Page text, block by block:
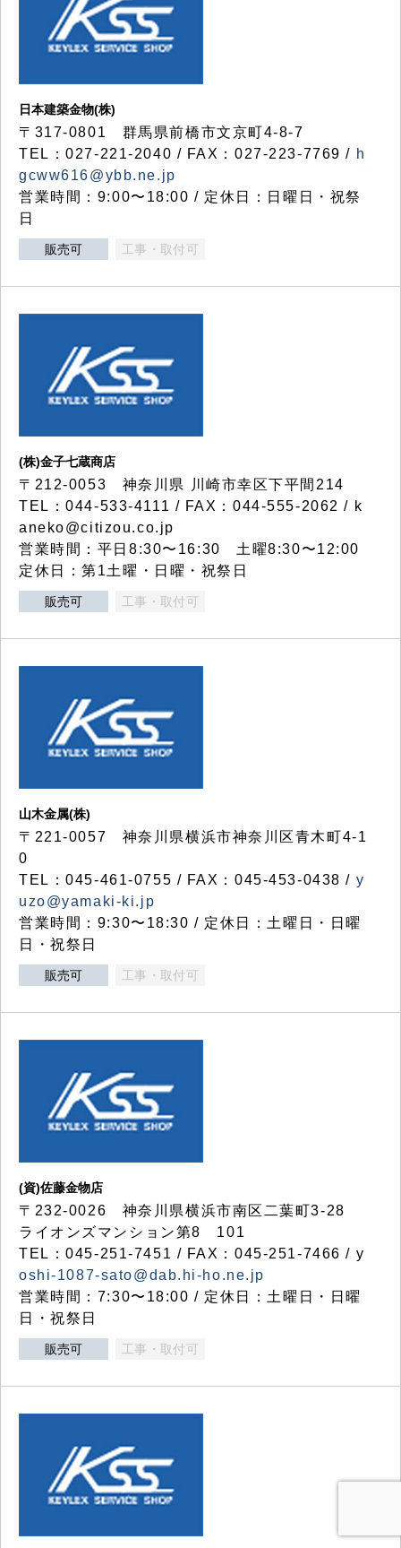
日本建築金物(株)
〒317‐0801 群馬県前橋市文京町4-8-7
TEL：027-221-2040 / FAX：027-223-7769 / h
gcww616@ybb.ne.jp
営業時間：9:00〜18:00 / 定休日：日曜日・祝祭
日
販売可 工事・取付可
(株)金子七蔵商店
〒212-0053 神奈川県 川崎市幸区下平間214
TEL：044-533-4111 / FAX：044-555-2062 / k
aneko@citizou.co.jp
営業時間：平日8:30〜16:30 土曜8:30〜12:00
定休日：第1土曜・日曜・祝祭日
販売可 工事・取付可
山木金属(株)
〒221-0057 神奈川県横浜市神奈川区青木町4-1
0
TEL：045-461-0755 / FAX：045-453-0438 / y
uzo@yamaki-ki.jp
営業時間：9:30〜18:30 / 定休日：土曜日・日曜
日・祝祭日
販売可 工事・取付可
(資)佐藤金物店
〒232-0026 神奈川県横浜市南区二葉町3-28
ライオンズマンション第8 101
TEL：045-251-7451 / FAX：045-251-7466 / y
oshi-1087-sato@dab.hi-ho.ne.jp
営業時間：7:30〜18:00 / 定休日：土曜日・日曜
日・祝祭日
販売可 工事・取付可